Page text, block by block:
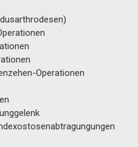
Operationen